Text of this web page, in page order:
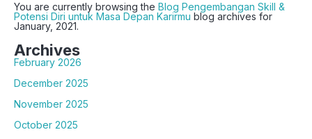
You are currently browsing the Blog Pengembangan Skill &
Potensi Diri untuk Masa Depan Karirmu blog archives for
January, 2021.
Archives
February 2026
December 2025
November 2025
October 2025